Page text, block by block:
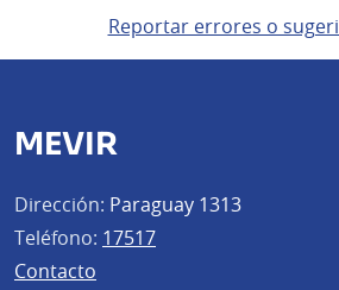
Reportar errores o
MEVIR
Dirección: Paraguay 1313
Teléfono: 17517
Contacto